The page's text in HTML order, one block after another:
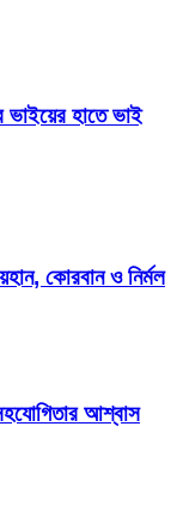
ভাইয়ের হাতে ভাই
কোরবান ও নির্মল
আশ্বাস